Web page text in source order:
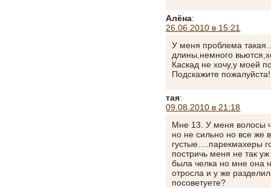
Алёна:
26.06.2010 в 15:21
У меня проблема
длины,немного
Каскад не хочу,у моей
Подскажите пожалуйста!
тая:
09.08.2010 в 21:18
Мне 13. У меня волосы
но не сильно но все же
густые….парекмахеры
постричь меня не так
была челка но мне она
отросла и у же
посоветуете?